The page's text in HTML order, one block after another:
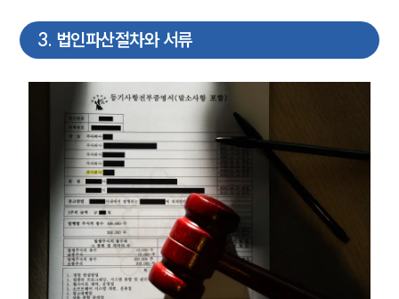
3. 법인파산절차와 서류